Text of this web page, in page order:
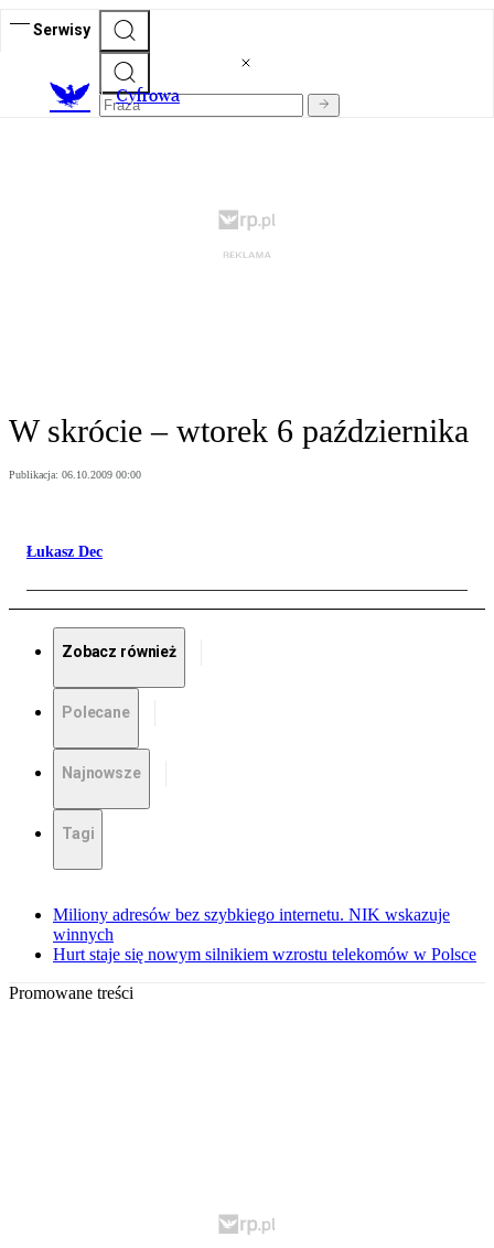
Serwisy
Cyfrowa
W skrócie – wtorek 6 października
Publikacja: 06.10.2009 00:00
Łukasz Dec
Zobacz również
Polecane
Najnowsze
Tagi
Miliony adresów bez szybkiego internetu. NIK wskazuje
winnych
Hurt staje się nowym silnikiem wzrostu telekomów w Polsce
Promowane treści